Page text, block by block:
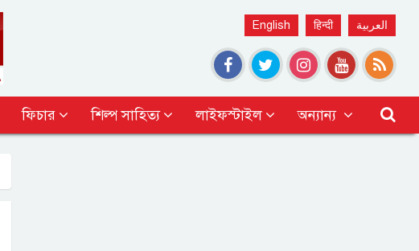
English हिन्दी العربية
ফিচার শিল্প সাহিত্য লাইফস্টাইল অন্যান্য